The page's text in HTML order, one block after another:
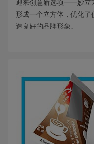
迎来创意新选项——妙立
形成一个立方体，优化
造良好的品牌形象。